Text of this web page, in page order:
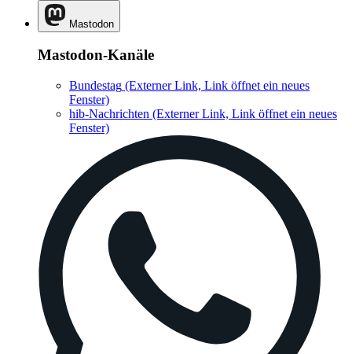
Mastodon
Mastodon-Kanäle
Bundestag (Externer Link, Link öffnet ein neues
Fenster)
hib-Nachrichten (Externer Link, Link öffnet ein neues
Fenster)